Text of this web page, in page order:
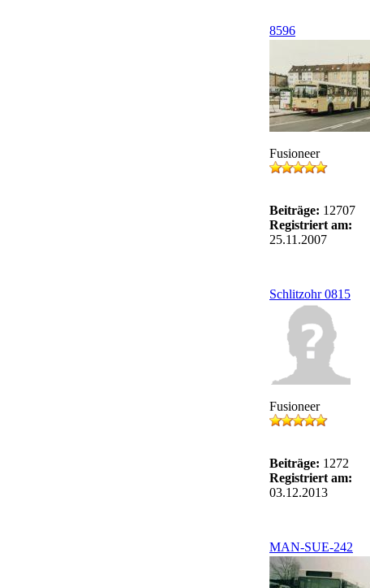
8596
Fusioneer
Beiträge: 12707
Registriert am:
25.11.2007
Schlitzohr 0815
Fusioneer
Beiträge: 1272
Registriert am:
03.12.2013
MAN-SUE-242